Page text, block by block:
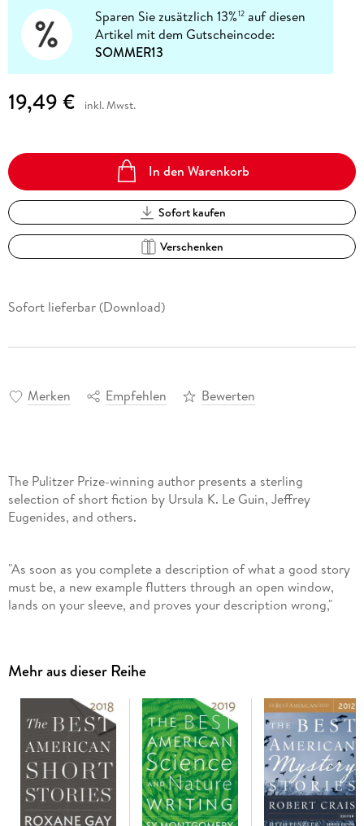
Sparen Sie zusätzlich 13%12 auf diesen
Artikel mit dem Gutscheincode:
SOMMER13
19,49 € inkl. Mwst.
In den Warenkorb
Sofort kaufen
Verschenken
Sofort lieferbar (Download)
Merken Empfehlen Bewerten
The Pulitzer Prize-winning author presents a sterling
selection of short fiction by Ursula K. Le Guin, Jeffrey
Eugenides, and others.
"As soon as you complete a description of what a good story
must be, a new example flutters through an open window,
lands on your sleeve, and proves your description wrong,"
America's rich rural culture to its online teen culture to the
fragile nature of the therapist-client relationship. This
astonishing collection brings together the realistic and
dystopic, humor and terror. For Doerr, "with every new artist,
we simultaneously refine and expand our understanding of
what the form can be."
Mehr aus dieser Reihe